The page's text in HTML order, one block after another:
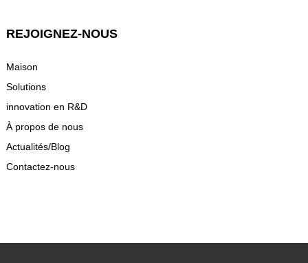
REJOIGNEZ-NOUS
Maison
Solutions
innovation en R&D
À propos de nous
Actualités/Blog
Contactez-nous